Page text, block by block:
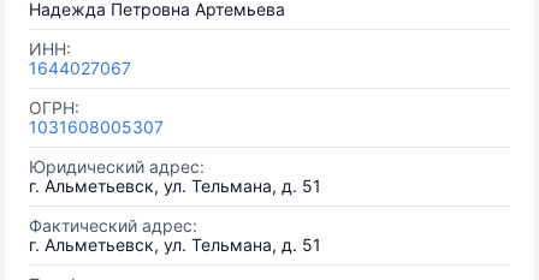
Надежда Петровна Артемьева
ИНН:
1644027067
ОГРН:
1031608005307
Юридический адрес:
г. Альметьевск, ул. Тельмана, д. 51
Фактический адрес:
г. Альметьевск, ул. Тельмана, д. 51